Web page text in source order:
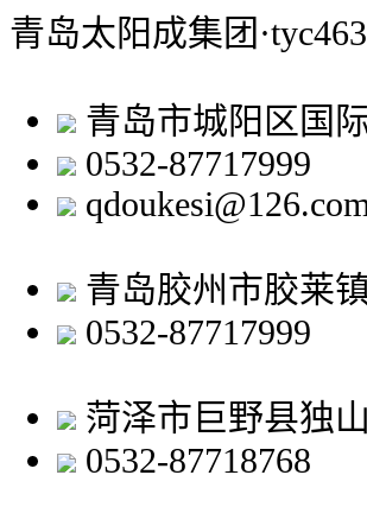
青岛太阳成集团
青岛市城阳区国
0532-87717999
青岛胶州市胶莱
0532-87717999
菏泽市巨野县独
0532-87718768